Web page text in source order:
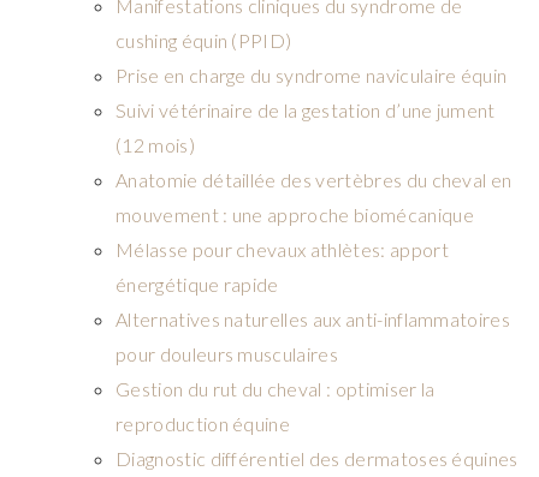
Manifestations cliniques du syndrome de
cushing équin (PPID)
Prise en charge du syndrome naviculaire équin
Suivi vétérinaire de la gestation d’une jument
(12 mois)
Anatomie détaillée des vertèbres du cheval en
mouvement : une approche biomécanique
Mélasse pour chevaux athlètes: apport
énergétique rapide
Alternatives naturelles aux anti-inflammatoires
pour douleurs musculaires
Gestion du rut du cheval : optimiser la
reproduction équine
Diagnostic différentiel des dermatoses équines